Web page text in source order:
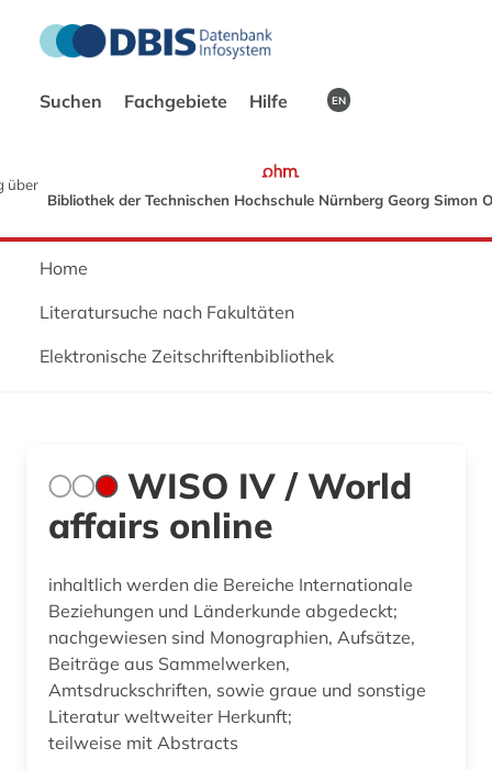
Suchen Fachgebiete Hilfe EN
über
Bibliothek der Technischen Hochschule Nürnberg Georg Simon
Home
Literatursuche nach Fakultäten
Elektronische Zeitschriftenbibliothek
WISO IV / World
affairs online
inhaltlich werden die Bereiche Internationale
Beziehungen und Länderkunde abgedeckt;
nachgewiesen sind Monographien, Aufsätze,
Beiträge aus Sammelwerken,
Amtsdruckschriften, sowie graue und sonstige
Literatur weltweiter Herkunft;
teilweise mit Abstracts